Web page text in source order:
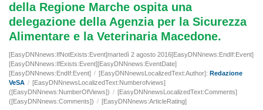
della Regione Marche ospita una
delegazione della Agenzia per la Sicurezza
Alimentare e la Veterinaria Macedone.
[EasyDNNnews:IfNotExists:Event]martedì 2 agosto 2016[EasyDNNnews:EndIf:Event]
[EasyDNNnews:IfExists:Event][EasyDNNnews:EventDate]
[EasyDNNnews:EndIf:Event] / [EasyDNNnewsLocalizedText:Author]: Redazione
VeSA / [EasyDNNnewsLocalizedText:Numberofviews]
([EasyDNNnews:NumberOfViews]) / [EasyDNNnewsLocalizedText:Comments]
([EasyDNNnews:Comments]) / [EasyDNNnews:ArticleRating]